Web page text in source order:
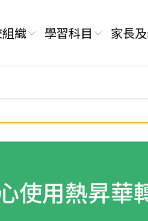
織 學習科目 家長
使用熱昇華